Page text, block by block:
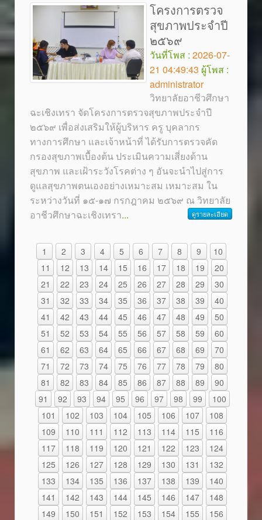
โครงการตรวจ
สุขภาพประจำปี
๒๕๖๙
วันที่โพส : 2026-07-
21 04:49:43 ผู้โพส :
administrator
วิทยาลัยอาชีวศึกษา
ฉะเชิงเทรา จัดโครงการตรวจสุขภาพประจำปี
๒๕๖๙ เพื่อส่งเสริมให้ผู้บริหาร ครู บุคลากร
ทางการศึกษา และเจ้าหน้าที่ ได้รับการตรวจคัด
กรองสุขภาพเบื้องต้น ประเมินความเสี่ยงด้าน
สุขภาพ และเฝ้าระวังโรคต่าง ๆ อันจะนำไปสู่การ
ดูแลสุขภาพตนเองอย่างเหมาะสม เหมาะสม ใน
ระหว่างวันที่ ๑๕-๑๗ กรกฎาคม ๒๕๖๙ ณ วิทยาลัย
อาชีวศึกษาฉะเชิงเทรา... ดูรายละเอียด
1 2 3 4 5 6 7 8 9
10
11
12 13 14 15 16 17 18 19
20
21
22 23 24 25 26 27 28 29
30
31
32 33 34 35 36 37 38 39
40
41
42 43 44 45 46 47 48 49
50
51
52 53 54 55 56 57 58 59
60
61
62 63 64 65 66 67 68 69
70
71
72 73 74 75 76 77 78 79
80
81
82 83 84 85 86 87 88 89
90
91
92 93 94 95 96 97 98 99
100
101
102 103 104 105 106 107
108
109
110 111 112 113 114 115
116
117
118 119 120 121 122 123
124
125
126 127 128 129 130 131
132
133
134 135 136 137 138 139
140
141
142 143 144 145 146 147
148
149
150 151 152 153 154 155
156